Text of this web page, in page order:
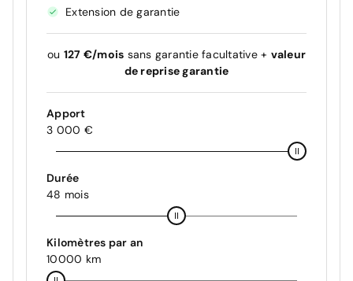
Extension de garantie
ou 127 €/mois sans garantie facultative + valeur
de reprise garantie
Apport
3 000 €
Durée
48 mois
Kilomètres par an
10000 km